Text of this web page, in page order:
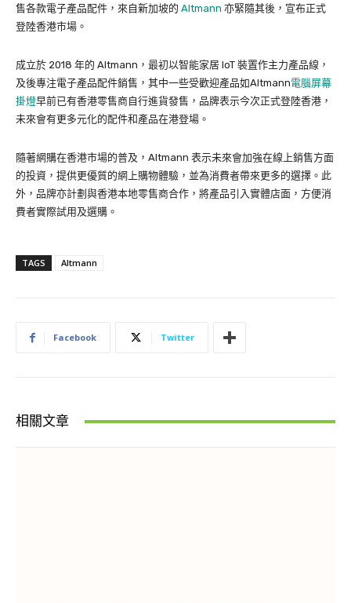
售各款電子產品配件，來自新加坡的 Altmann 亦緊隨其後，宣布正式
登陸香港市場。
成立於 2018 年的 Altmann，最初以智能家居 IoT 裝置作主力產品線，
及後專注電子產品配件銷售，其中一些受歡迎產品如Altmann電腦屏幕
掛燈早前已有香港零售商自行進貨發售，品牌表示今次正式登陸香港，
未來會有更多元化的配件和產品在港登場。
隨著網購在香港市場的普及，Altmann 表示未來會加強在線上銷售方面
的投資，提供更優質的網上購物體驗，並為消費者帶來更多的選擇。此
外，品牌亦計劃與香港本地零售商合作，將產品引入實體店面，方便消
費者實際試用及選購。
TAGS Altmann
Facebook Twitter
相關文章